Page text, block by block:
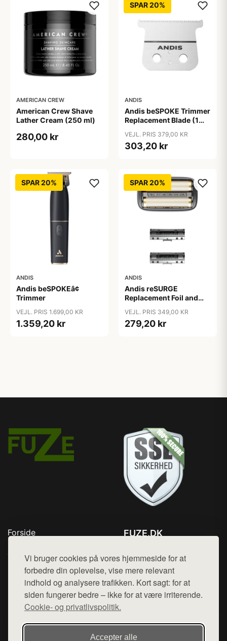
Vi bruger cookies på vores hjemmeside for at
forbedre din oplevelse, vise mere relevant
indhold og analysere trafikken. Kort sagt: for at
siden fungerer bedre – ikke for at være irriterende.
Cookie- og privatlivspolitik.
Accepter alle
AMERICAN CREW
American Crew Shave
Lather Cream (250 ml)
280,00 kr
SPAR 20%
ANDIS
Andis beSPOKE Trimmer
Replacement Blade (1
VEJL. PRIS 379,00 KR
303,20 kr
SPAR 20%
ANDIS
Andis beSPOKEâ¢
Trimmer
VEJL. PRIS 1.699,00 KR
1.359,20 kr
SPAR 20%
ANDIS
Andis reSURGE
Replacement Foil and
VEJL. PRIS 349,00 KR
279,20 kr
Forside
Top Rabatter
Kontakt
FUZE.DK
Mail: hej@want.dk
Cookie- og privatlivspolitik
Denne side er en del af want.dk, der udgiver en række